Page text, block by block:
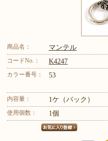
商品名： マンテル
コードNo.： K4247
カラー番号： 53
内容量： 1ケ（パック）
使用個数： 1個